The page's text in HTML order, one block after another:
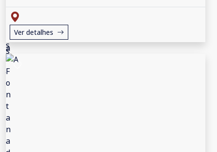
Ver detalhes